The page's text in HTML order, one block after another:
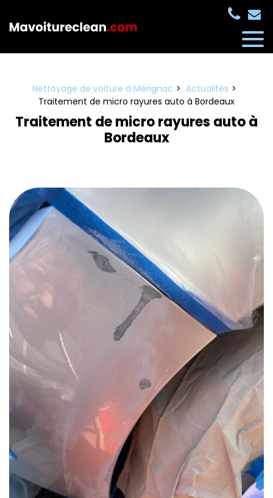
Nettoyage de voiture à Mérignac
Actualités
Traitement de micro rayures auto à Bordeaux
Traitement de micro rayures auto à
Bordeaux